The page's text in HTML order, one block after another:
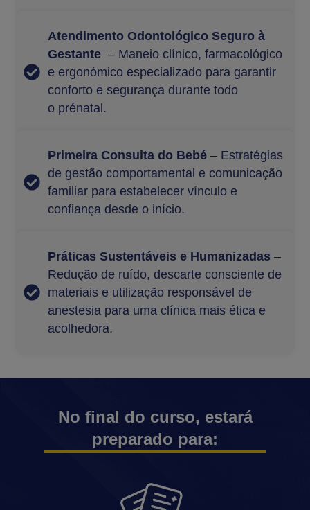
Atendimento Odontológico Seguro à
Gestante – Maneio clínico, farmacológico
e ergonómico especializado para garantir
conforto e segurança durante todo
o prénatal.
Primeira Consulta do Bebé – Estratégias
de gestão comportamental e comunicação
familiar para estabelecer vínculo e
confiança desde o início.
Práticas Sustentáveis e Humanizadas –
Redução de ruído, descarte consciente de
materiais e utilização responsável de
anestesia para uma clínica mais ética e
acolhedora.
No final do curso, estará
preparado para: